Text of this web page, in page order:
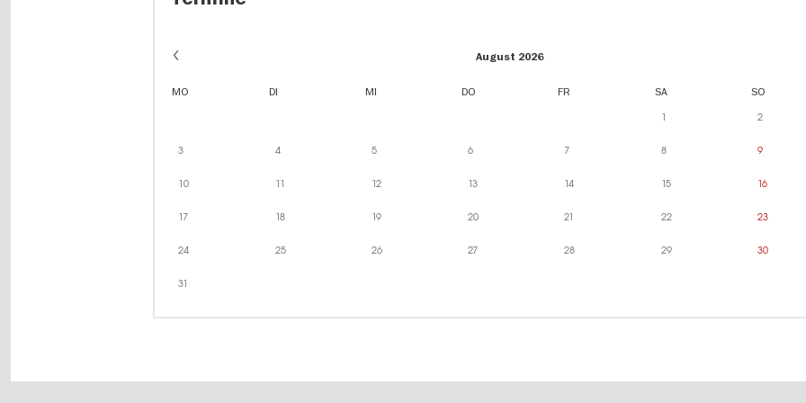
August 2026
MO DI MI DO FR SA SO
1 2
3 4 5 6 7 8 9
10 11 12 13 14 15 16
17 18 19 20 21 22 23
24 25 26 27 28 29 30
31